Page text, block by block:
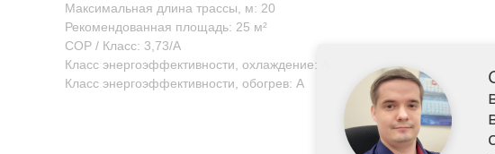
Максимальная длина трассы, м: 20
Рекомендованная площадь: 25 м²
COP / Класс: 3,73/A
Класс энергоэффективности, охлаждение: A
Класс энергоэффективности, обогрев: A